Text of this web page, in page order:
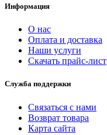
Информация
О нас
Оплата и доставка
Наши услуги
Скачать прайс-лист
Служба поддержки
Связаться с нами
Возврат товара
Карта сайта